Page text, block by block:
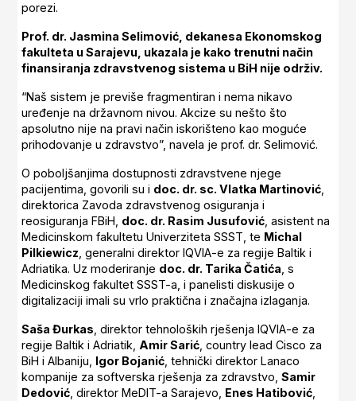
porezi.
Prof. dr. Jasmina Selimović, dekanesa Ekonomskog
fakulteta u Sarajevu, ukazala je kako trenutni način
finansiranja zdravstvenog sistema u BiH nije održiv.
“Naš sistem je previše fragmentiran i nema nikavo
uređenje na državnom nivou. Akcize su nešto što
apsolutno nije na pravi način iskorišteno kao moguće
prihodovanje u zdravstvo”, navela je prof. dr. Selimović.
O poboljšanjima dostupnosti zdravstvene njege
pacijentima, govorili su i doc. dr. sc. Vlatka Martinović
direktorica Zavoda zdravstvenog osiguranja i
reosiguranja FBiH, doc. dr. Rasim Jusufović , asistent na
Medicinskom fakultetu Univerziteta SSST, te Michal
Pilkiewicz , generalni direktor IQVIA-e za regije Baltik i
Adriatika. Uz moderiranje doc. dr. Tarika Čatića , s
Medicinskog fakultet SSST-a, i panelisti diskusije o
digitalizaciji imali su vrlo praktična i značajna izlaganja.
Saša Đurkas , direktor tehnoloških rješenja IQVIA-e za
regije Baltik i Adriatik, Amir Sarić , country lead Cisco za
BiH i Albaniju, Igor Bojanić , tehnički direktor Lanaco
kompanije za softverska rješenja za zdravstvo,Samir
Dedović , direktor MeDIT-a Sarajevo, Enes Hatibović